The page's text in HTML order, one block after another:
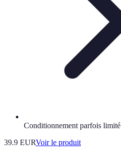
Conditionnement parfois limité
39.9 EURVoir le produit